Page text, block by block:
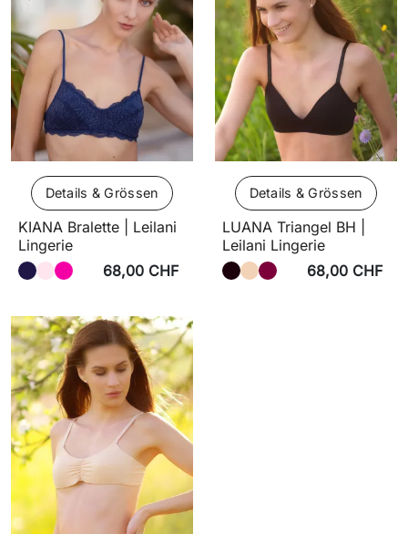
Details & Grössen
KIANA Bralette | Leilani
Lingerie
68,00 CHF
Details & Grössen
LUANA Triangel BH |
Leilani Lingerie
68,00 CHF